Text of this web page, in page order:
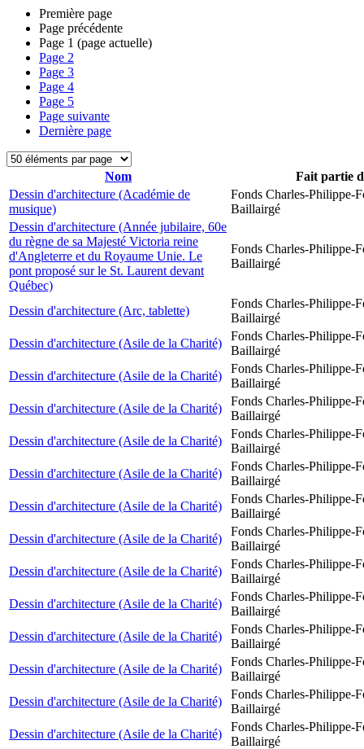
Première page
Page précédente
Page 1 (page actuelle)
Page 2
Page 3
Page 4
Page 5
Page suivante
Dernière page
Nom
Fait partie
Dessin d'architecture (Académie de
musique)
Fonds Charles-Philippe-
Baillairgé
Dessin d'architecture (Année jubilaire, 60e
du règne de sa Majesté Victoria reine
d'Angleterre et du Royaume Unie. Le
pont proposé sur le St. Laurent devant
Québec)
Fonds Charles-Philippe-
Baillairgé
Dessin d'architecture (Arc, tablette)
Fonds Charles-Philippe-
Baillairgé
Dessin d'architecture (Asile de la Charité)
Fonds Charles-Philippe-
Baillairgé
Dessin d'architecture (Asile de la Charité)
Fonds Charles-Philippe-
Baillairgé
Dessin d'architecture (Asile de la Charité)
Fonds Charles-Philippe-
Baillairgé
Dessin d'architecture (Asile de la Charité)
Fonds Charles-Philippe-
Baillairgé
Dessin d'architecture (Asile de la Charité)
Fonds Charles-Philippe-
Baillairgé
Dessin d'architecture (Asile de la Charité)
Fonds Charles-Philippe-
Baillairgé
Dessin d'architecture (Asile de la Charité)
Fonds Charles-Philippe-
Baillairgé
Dessin d'architecture (Asile de la Charité)
Fonds Charles-Philippe-
Baillairgé
Dessin d'architecture (Asile de la Charité)
Fonds Charles-Philippe-
Baillairgé
Dessin d'architecture (Asile de la Charité)
Fonds Charles-Philippe-
Baillairgé
Dessin d'architecture (Asile de la Charité)
Fonds Charles-Philippe-
Baillairgé
Dessin d'architecture (Asile de la Charité)
Fonds Charles-Philippe-
Baillairgé
Dessin d'architecture (Asile de la Charité)
Fonds Charles-Philippe-
Baillairgé